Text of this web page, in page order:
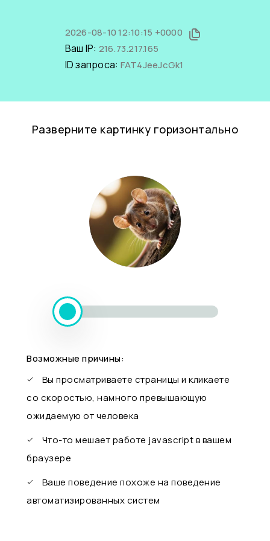
2026-08-10 12:10:15 +0000
Ваш IP: 216.73.217.165
ID запроса: FAT4JeeJcGk1
Разверните картинку горизонтально
Возможные причины:
Вы просматриваете страницы и кликаете
со скоростью, намного превышающую
ожидаемую от человека
Что-то мешает работе javascript в вашем
браузере
Ваше поведение похоже на поведение
автоматизированных систем